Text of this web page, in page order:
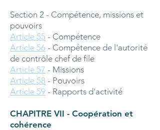
Section 2 - Compétence, missions et
pouvoirs
Article 55 - Compétence
Article 56 - Compétence de l'autorité
de contrôle chef de file
Article 57 - Missions
Article 58 - Pouvoirs
Article 59 - Rapports d'activité
CHAPITRE VII - Coopération et
cohérence